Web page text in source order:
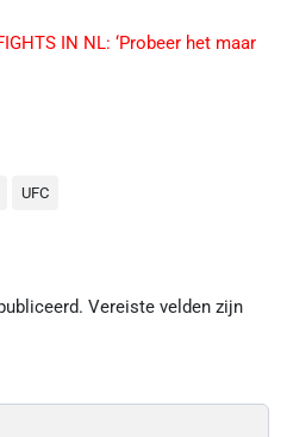
IN NL: ‘Probeer het maar
UFC
Vereiste velden zijn